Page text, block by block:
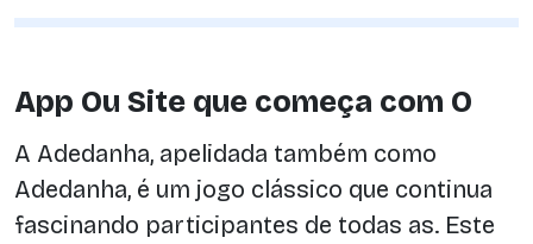
App Ou Site que começa com O
A Adedanha, apelidada também como
Adedanha, é um jogo clássico que continua
fascinando participantes de todas as. Este